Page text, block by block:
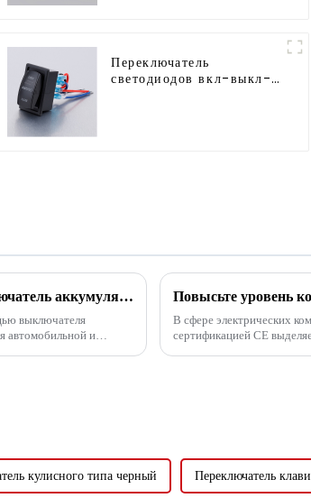
Переключатель
светодиодов вкл-выкл-
Автомобильный выключатель: Красный выключатель аккумуляторной батареи 150А
выключателя
автомобильной и
В сфере электрических
сертификацией CE
кулисного типа черный Переключатель